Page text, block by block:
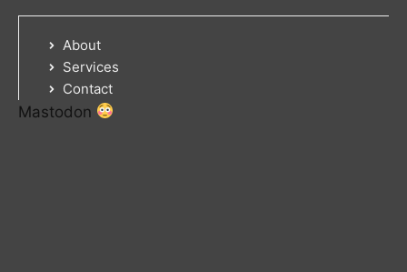
About
Services
Contact
Mastodon